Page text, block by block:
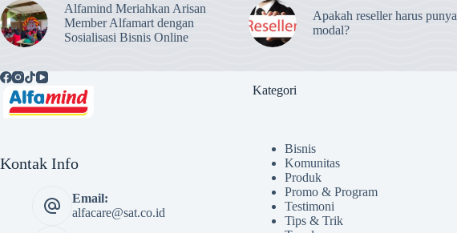
Alfamind Meriahkan Arisan
Member Alfamart dengan
Sosialisasi Bisnis Online
Apakah reseller harus punya
modal?
Kontak Info
Email:
alfacare@sat.co.id
Kategori
Bisnis
Komunitas
Produk
Promo & Program
Testimoni
Tips & Trik